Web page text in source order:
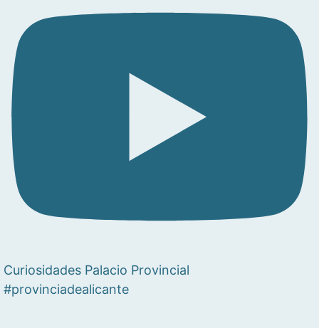
Curiosidades Palacio Provincial
#provinciadealicante